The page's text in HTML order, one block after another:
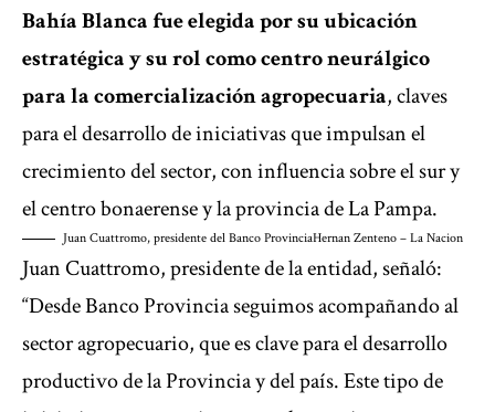
Bahía Blanca fue elegida por su ubicación
estratégica y su rol como centro neurálgico
para la comercialización agropecuaria, claves
para el desarrollo de iniciativas que impulsan el
crecimiento del sector, con influencia sobre el sur y
el centro bonaerense y la provincia de La Pampa.
Juan Cuattromo, presidente del Banco ProvinciaHernan Zenteno – La Nacion
Juan Cuattromo, presidente de la entidad, señaló:
“Desde Banco Provincia seguimos acompañando al
sector agropecuario, que es clave para el desarrollo
productivo de la Provincia y del país. Este tipo de